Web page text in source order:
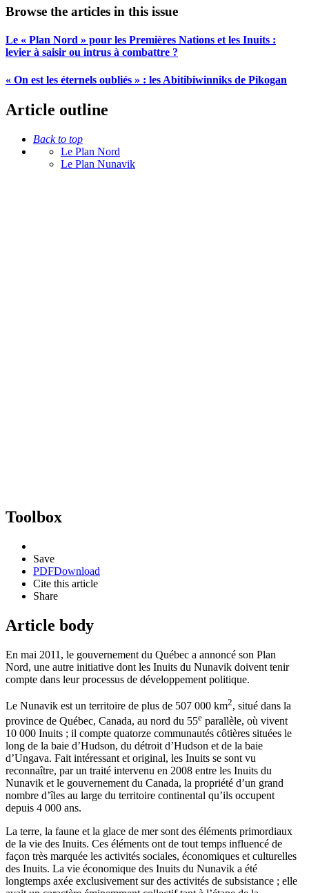
Browse the articles in this issue
Le « Plan Nord » pour les Premières Nations et les Inuits :
levier à saisir ou intrus à combattre ?
« On est les éternels oubliés » : les Abitibiwinniks de Pikogan
Article outline
Back to top
Le Plan Nord
Le Plan Nunavik
Toolbox
Save
PDFDownload
Cite this article
Share
Article body
En mai 2011, le gouvernement du Québec a annoncé son Plan
Nord, une autre initiative dont les Inuits du Nunavik doivent tenir
compte dans leur processus de développement politique.
Le Nunavik est un territoire de plus de 507 000 km2, situé dans la
province de Québec, Canada, au nord du 55e parallèle, où vivent
10 000 Inuits ; il compte quatorze communautés côtières situées le
long de la baie d’Hudson, du détroit d’Hudson et de la baie
d’Ungava. Fait intéressant et original, les Inuits se sont vu
reconnaître, par un traité intervenu en 2008 entre les Inuits du
Nunavik et le gouvernement du Canada, la propriété d’un grand
nombre d’îles au large du territoire continental qu’ils occupent
depuis 4 000 ans.
La terre, la faune et la glace de mer sont des éléments primordiaux
de la vie des Inuits. Ces éléments ont de tout temps influencé de
façon très marquée les activités sociales, économiques et culturelles
des Inuits. La vie économique des Inuits du Nunavik a été
longtemps axée exclusivement sur des activités de subsistance ; elle